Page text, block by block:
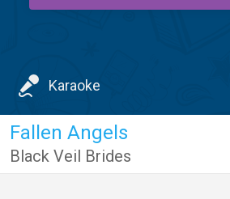
Karaoke
Fallen Angels
Black Veil Brides